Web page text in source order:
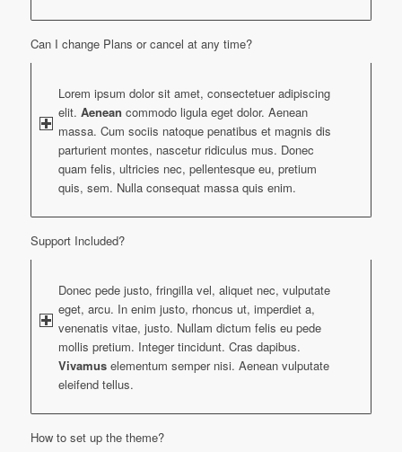
Can I change Plans or cancel at any time?
Lorem ipsum dolor sit amet, consectetuer adipiscing
elit. Aenean commodo ligula eget dolor. Aenean
massa. Cum sociis natoque penatibus et magnis dis
parturient montes, nascetur ridiculus mus. Donec
quam felis, ultricies nec, pellentesque eu, pretium
quis, sem. Nulla consequat massa quis enim.
Support Included?
Donec pede justo, fringilla vel, aliquet nec, vulputate
eget, arcu. In enim justo, rhoncus ut, imperdiet a,
venenatis vitae, justo. Nullam dictum felis eu pede
mollis pretium. Integer tincidunt. Cras dapibus.
Vivamuselementum semper nisi. Aenean vulputate
eleifend tellus.
How to set up the theme?